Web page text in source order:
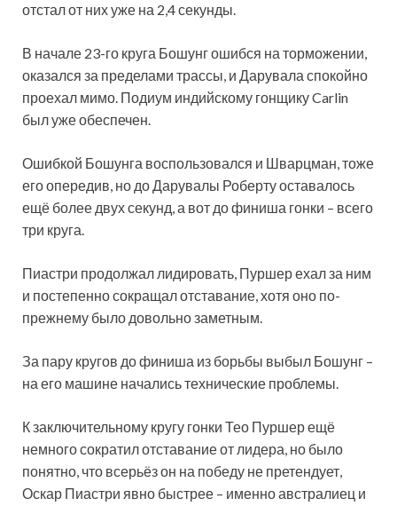
отстал от них уже на 2,4 секунды.
В начале 23-го круга Бошунг ошибся на торможении,
оказался за пределами трассы, и Дарувала спокойно
проехал мимо. Подиум индийскому гонщику Carlin
был уже обеспечен.
Ошибкой Бошунга воспользовался и Шварцман, тоже
его опередив, но до Дарувалы Роберту оставалось
ещё более двух секунд, а вот до финиша гонки – всего
три круга.
Пиастри продолжал лидировать, Пуршер ехал за ним
и постепенно сокращал отставание, хотя оно по-
прежнему было довольно заметным.
За пару кругов до финиша из борьбы выбыл Бошунг –
на его машине начались технические проблемы.
К заключительному кругу гонки Тео Пуршер ещё
немного сократил отставание от лидера, но было
понятно, что всерьёз он на победу не претендует,
Оскар Пиастри явно быстрее – именно австралиец и